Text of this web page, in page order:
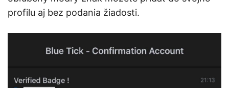
profilu aj bez podania žiadosti.